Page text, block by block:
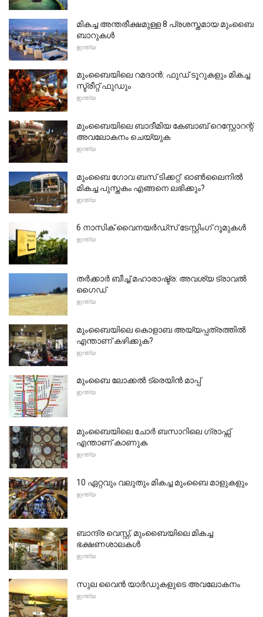
മികച്ച അന്തരീക്ഷമുള്ള 8 പ്രശസ്തമായ മുംബൈ
ബാറുകൾ
ഇന്ത്യ
മുംബൈയിലെ റമദാൻ: ഫുഡ് ടൂറുകളും മികച്ച
സ്ട്രീറ്റ് ഫുഡും
ഇന്ത്യ
മുംബൈയിലെ ബാദീമിയ കേബാബ് റെസ്റ്റോറന്റ്
അവലോകനം ചെയ്യുക
ഇന്ത്യ
മുംബൈ ഗോവ ബസ് ടിക്കറ്റ്: ഓൺലൈനിൽ
മികച്ച പുസ്തകം എങ്ങനെ ലഭിക്കും?
ഇന്ത്യ
6 നാസിക് വൈനയർഡ്സ് ടേസ്റ്റിംഗ് റൂമുകൾ
ഇന്ത്യ
തർക്കാർ ബീച്ച് മഹാരാഷ്ട്ര: അവശ്യ ട്രാവൽ
ഗൈഡ്
ഇന്ത്യ
മുംബൈയിലെ കൊളാബ അയ്യപ്പത്രത്തിൽ
എന്താണ് കഴിക്കുക?
ഇന്ത്യ
മുംബൈ ലോക്കൽ ട്രെയിൻ മാപ്പ്
ഇന്ത്യ
മുംബൈയിലെ ചോർ ബസാറിലെ ഗ്രാഫ്സ്
എന്താണ് കാണുക
ഇന്ത്യ
10 ഏറ്റവും വലുതും മികച്ച മുംബൈ മാളുകളും
ഇന്ത്യ
ബാന്ദ്ര വെസ്റ്റ്, മുംബൈയിലെ മികച്ച
ഭക്ഷണശാലകൾ
ഇന്ത്യ
സുല വൈൻ യാർഡുകളുടെ അവലോകനം
ഇന്ത്യ